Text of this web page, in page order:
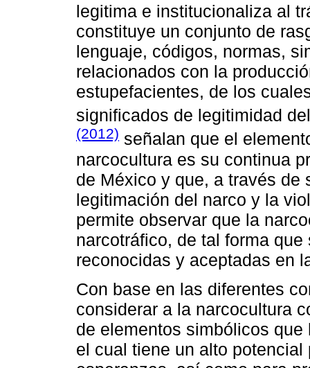
legitima e institucionaliza al
constituye un conjunto de
lenguaje, códigos, normas,
relacionados con la
estupefacientes, de los
significados de legitimidad
(2012) señalan que el
narcocultura es su continua
de México y que, a través
legitimación del narco y la
permite observar que la
narcotráfico, de tal forma
reconocidas y aceptadas en
Con base en las diferentes
considerar a la narcocultura
de elementos simbólicos
el cual tiene un alto